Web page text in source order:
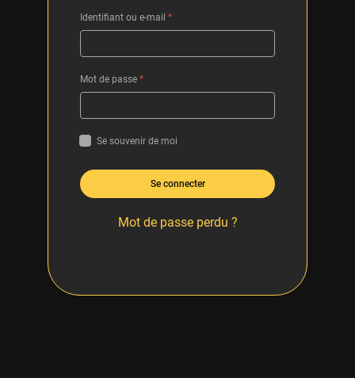
Identifiant ou e-mail *
Mot de passe *
Se souvenir de moi
Se connecter
Mot de passe perdu ?